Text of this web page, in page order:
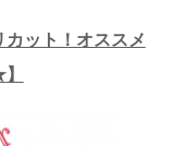
カット！オススメ
】